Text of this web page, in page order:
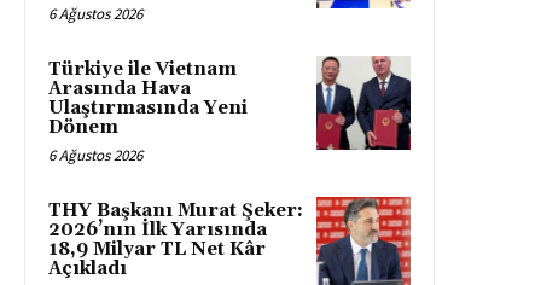
6 Ağustos 2026
Türkiye ile Vietnam
Arasında Hava
Ulaştırmasında Yeni
Dönem
6 Ağustos 2026
THY Başkanı Murat Şeker:
2026’nın İlk Yarısında
18,9 Milyar TL Net Kâr
Açıkladı